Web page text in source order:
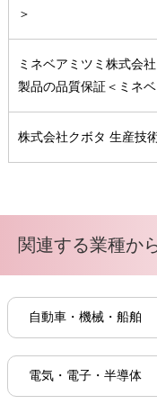
＞
ミネベアミツミ株式会
製品の品質保証＜ミネ
株式会社クボタ 生産技
関連する業種か
自動車・機械・船舶
電気・電子・半導体